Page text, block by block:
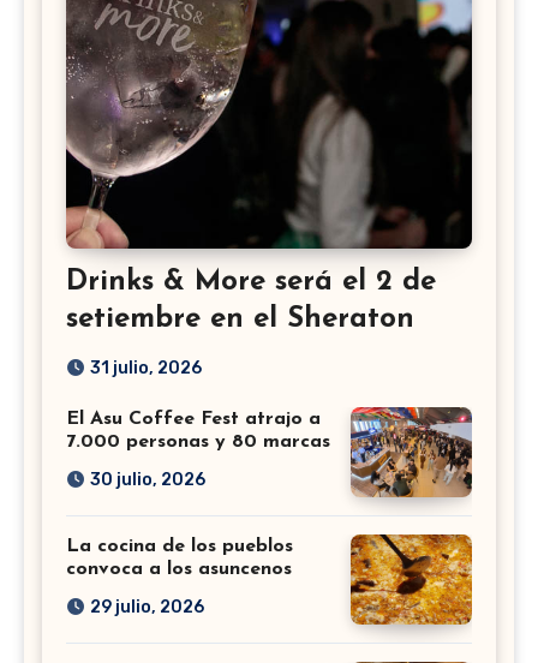
Drinks & More será el 2 de
setiembre en el Sheraton
31 julio, 2026
El Asu Coffee Fest atrajo a
7.000 personas y 80 marcas
30 julio, 2026
La cocina de los pueblos
convoca a los asuncenos
29 julio, 2026